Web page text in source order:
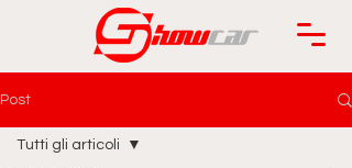
Post
Tutti gli articoli